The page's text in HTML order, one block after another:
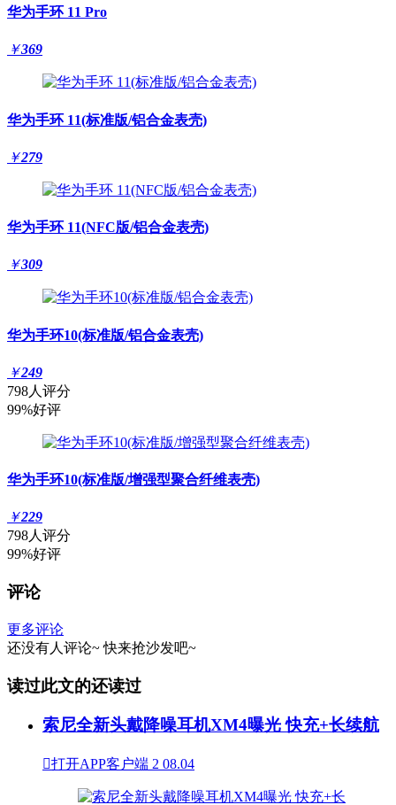
华为手环 11 Pro
￥369
华为手环 11(标准版/铝合金表壳)
￥279
华为手环 11(NFC版/铝合金表壳)
￥309
华为手环10(标准版/铝合金表壳)
￥249
798人评分
99%好评
华为手环10(标准版/增强型聚合纤维表壳)
￥229
798人评分
99%好评
评论
更多评论
还没有人评论~ 快来抢沙发吧~
读过此文的还读过
索尼全新头戴降噪耳机XM4曝光 快充+长续航
打开APP客户端 2 08.04